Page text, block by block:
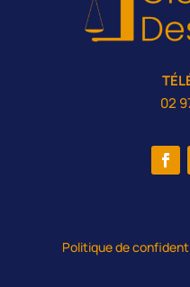
02
Politique de